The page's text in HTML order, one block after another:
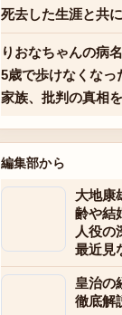
死去した生涯と共
りおなちゃんの病
5歳で歩けなくなっ
家族、批判の真相
編集部から
大地康
齢や結
人役の
最近見
皇治の
徹底解